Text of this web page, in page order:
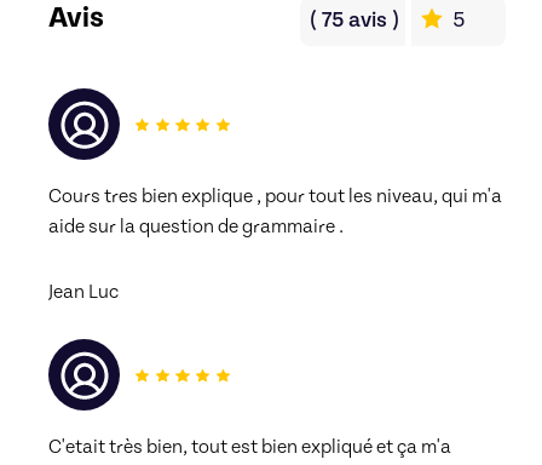
Avis ( 75avis ) 5
Cours tres bien explique , pour tout les niveau, qui m'a
aide sur la question de grammaire .
Jean Luc
C'etait très bien, tout est bien expliqué et ça m'a